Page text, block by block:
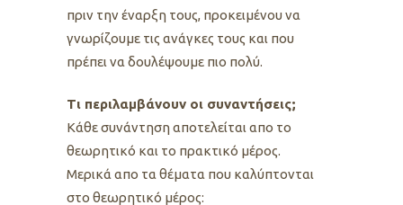
πριν την έναρξη τους, προκειμένου να
γνωρίζουμε τις ανάγκες τους και που
πρέπει να δουλέψουμε πιο πολύ.
Τι περιλαμβάνουν οι συναντήσεις;
Κάθε συνάντηση αποτελείται απο το
θεωρητικό και το πρακτικό μέρος.
Μερικά απο τα θέματα που καλύπτονται
στο θεωρητικό μέρος: